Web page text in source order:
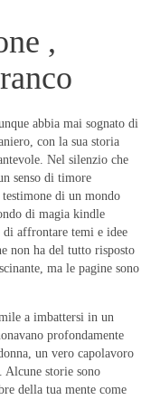
,
abbia mai sognato di
con la sua storia
Nel silenzio che
senso di timore
di un mondo
di magia kindle
affrontare temi e idee
non ha del tutto risposto
ma le pagine sono
a imbattersi in un
profondamente
un vero capolavoro
Alcune storie sono
della tua mente come